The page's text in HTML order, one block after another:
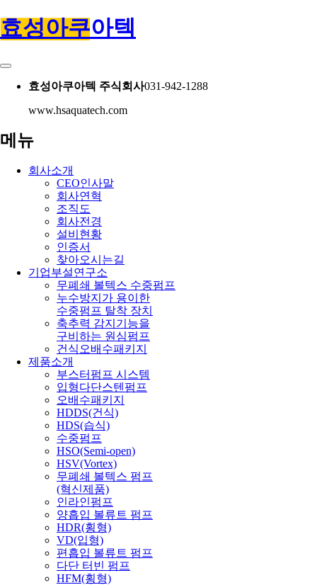
효성아쿠아텍
효성아쿠아텍 주식회사031-942-1288
www.hsaquatech.com
메뉴
회사소개
CEO인사말
회사연혁
조직도
회사전경
설비현황
인증서
찾아오시는길
기업부설연구소
무폐쇄 볼텍스 수중펌프
누수방지가 용이한
수중펌프 탈착 장치
축추력 감지기능을
구비하는 원심펌프
건식오배수패키지
제품소개
부스터펌프 시스템
입형다단스텐펌프
오배수패키지
HDDS(건식)
HDS(습식)
수중펌프
HSO(Semi-open)
HSV(Vortex)
무폐쇄 볼텍스 펌프
(혁신제품)
인라인펌프
양흡입 볼류트 펌프
HDR(횡형)
VD(입형)
편흡입 볼류트 펌프
다단 터빈 펌프
HFM(횡형)